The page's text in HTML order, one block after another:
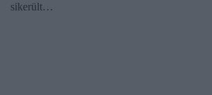
sikerült…